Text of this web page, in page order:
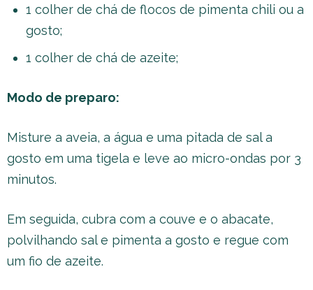
1 colher de chá de flocos de pimenta chili ou a
gosto;
1 colher de chá de azeite;
Modo de preparo:
Misture a aveia, a água e uma pitada de sal a
gosto em uma tigela e leve ao micro-ondas por 3
minutos.
Em seguida, cubra com a couve e o abacate,
polvilhando sal e pimenta a gosto e regue com
um fio de azeite.